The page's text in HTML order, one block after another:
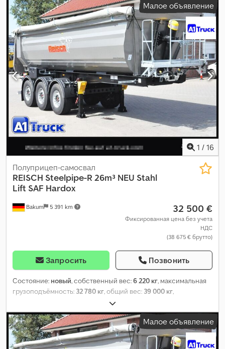
Малое объявление
1 / 16
Bakum 5 391 km
Полуприцеп-самосвал
REISCH Steelpipe-R 26m³ NEU Stahl
Lift SAF Hardox
32 500 €
Фиксированная цена без учета
НДС
(38 675 € брутто)
Запросить Позвонить
Состояние: новый, собственный вес:6 220 кг, максимальная
грузоподъёмность: 32 780 кг, общий вес: 39 000 кг,
, длина грузового отсека:
ширина пространства для загрузки:2 550 мм, высота
грузового отсека:1 550 мм, объем грузового пространства:29
м³, общая длина:7 400 мм, подвеска:воздух, размер шины:
385/65 22,5, состояние шин:100 процент , цвет: серый , размер
Малое объявление